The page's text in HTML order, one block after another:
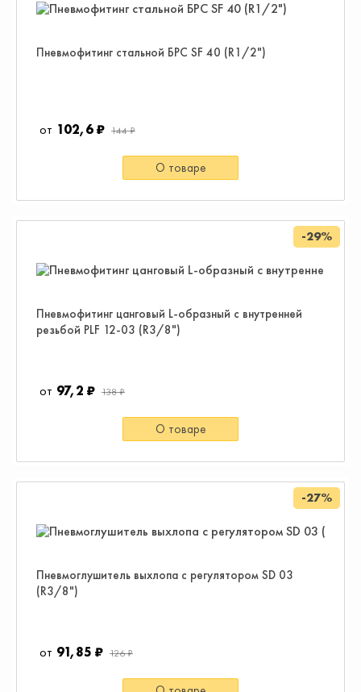
Пневмофитинг стальной БРС SF 40 (R1/2")
102,6 ₽ 144 ₽
О товаре
Пневмофитинг цанговый L-образный с внутренней
резьбой PLF 12-03 (R3/8")
-29%
97,2 ₽ 138 ₽
О товаре
Пневмоглушитель выхлопа с регулятором SD 03
(R3/8")
-27%
91,85 ₽ 126 ₽